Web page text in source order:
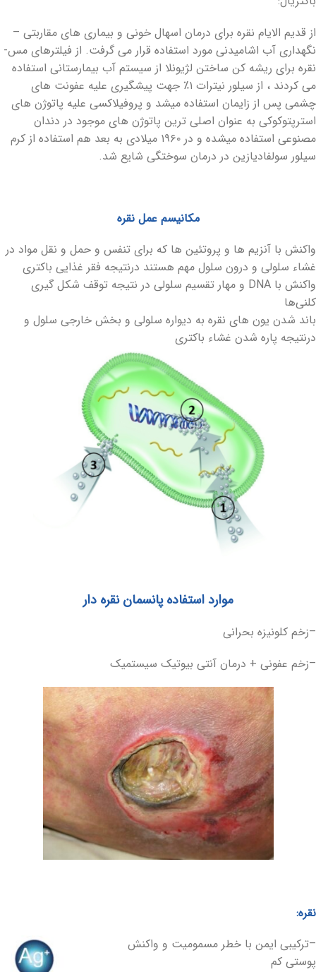
از قدیم الایام نقره برای درمان اسهال خونی و بیماری های مقاربتی –
نگهداری آب اشامیدنی مورد استفاده قرار می گرفت. از فیلترهای مس-
نقره برای ریشه کن ساختن لژیونلا از سیستم آب بیمارستانی استفاده
می کردند ، از سیلور نیترات ۱٪ جهت پیشگیری علیه عفونت های
چشمی پس از زایمان استفاده میشد و پروفیلاکسی علیه پاتوژن های
استرپتوکوکی به عنوان اصلی ترین پاتوژن های موجود در دندان
مصنوعی استفاده میشده و در ۱۹۶۰ میلادی به بعد هم استفاده از کرم
سیلور سولفادیازین در درمان سوختگی شایع شد.
مکانیسم عمل نقره
واکنش با آنزیم‏ ها و پروتئین‏ ها که برای تنفس و حمل و نقل مواد در
غشاء سلولی و درون سلول مهم هستند درنتیجه فقر غذایی باکتری
واکنش با DNA و مهار تقسیم سلولی در نتیجه توقف شکل گیری
کلنی‌ها
باند شدن یون‏ های نقره به دیواره سلولی و بخش خارجی سلول و
درنتیجه پاره شدن غشاء باکتری
موارد استفاده پانسمان نقره‏ دار
–زخم کلونیزه بحرانی
–زخم عفونی + درمان آنتی بیوتیک سیستمیک
نقره:
–ترکیبی ایمن با خطر مسمومیت و واکنش
پوستی کم